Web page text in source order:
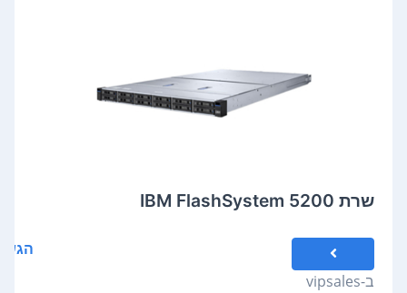
שרת IBM FlashSystem 5200
ב-vipsales